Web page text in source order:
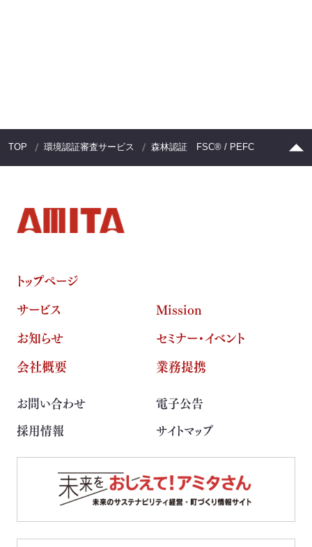
TOP 環境認証審査サービス 森林認証 FSC® / PEFC
トップページ
サービス
Mission
お知らせ
セミナー・イベント
会社概要
業務提携
お問い合わせ
電子公告
採用情報
サイトマップ